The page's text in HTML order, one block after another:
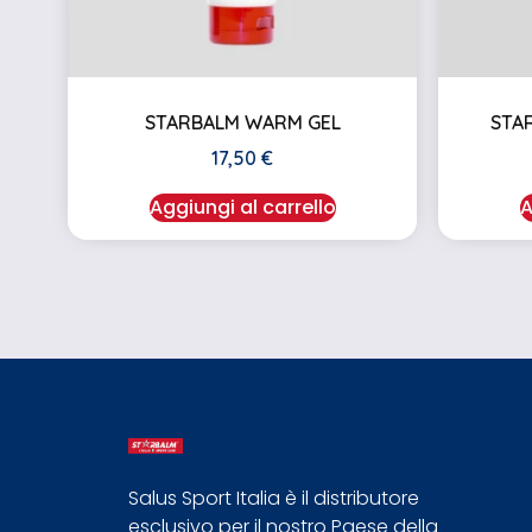
STARBALM WARM GEL
17,50 €
Aggiungi al carrello
Salus Sport Italia è il distributore